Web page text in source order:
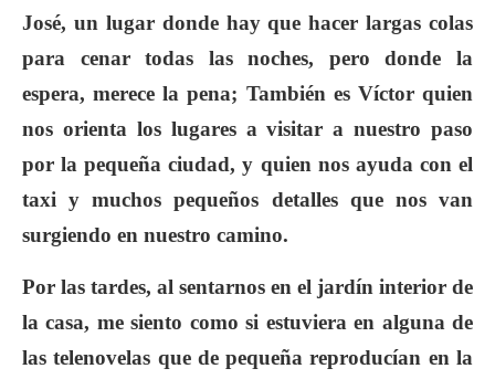
José, un lugar donde hay que hacer largas colas
para cenar todas las noches, pero donde la
espera, merece la pena; También es Víctor quien
nos orienta los lugares a visitar a nuestro paso
por la pequeña ciudad, y quien nos ayuda con el
taxi y muchos pequeños detalles que nos van
surgiendo en nuestro camino.
Por las tardes, al sentarnos en el jardín interior de
la casa, me siento como si estuviera en alguna de
las telenovelas que de pequeña reproducían en la